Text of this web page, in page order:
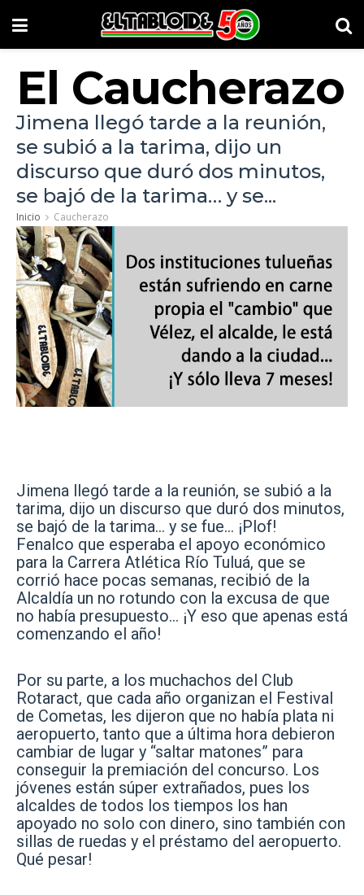
El Caucherazo
Jimena llegó tarde a la reunión,
se subió a la tarima, dijo un
discurso que duró dos minutos,
se bajó de la tarima… y se...
Inicio Caucherazo
Jimena llegó tarde a la reunión, se subió a la
tarima, dijo un discurso que duró dos minutos,
se bajó de la tarima… y se fue… ¡Plof!
Fenalco que esperaba el apoyo económico
para la Carrera Atlética Río Tuluá, que se
corrió hace pocas semanas, recibió de la
Alcaldía un no rotundo con la excusa de que
no había presupuesto… ¡Y eso que apenas está
comenzando el año!
Por su parte, a los muchachos del Club
Rotaract, que cada año organizan el Festival
de Cometas, les dijeron que no había plata ni
aeropuerto, tanto que a última hora debieron
cambiar de lugar y “saltar matones” para
conseguir la premiación del concurso. Los
jóvenes están súper extrañados, pues los
alcaldes de todos los tiempos los han
apoyado no solo con dinero, sino también con
sillas de ruedas y el préstamo del aeropuerto.
Qué pesar!